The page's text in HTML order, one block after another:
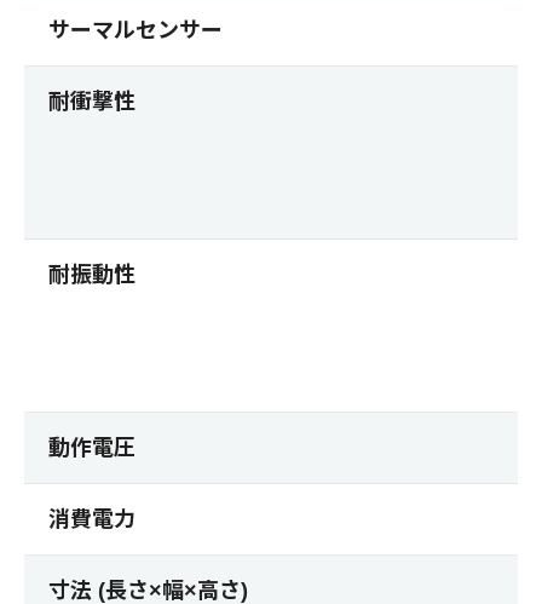
サーマルセンサー
耐衝撃性
耐振動性
動作電圧
消費電力
寸法 (長さ×幅×高さ)